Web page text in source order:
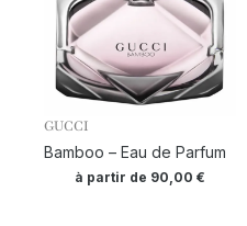
GUCCI
Bamboo – Eau de Parfum
à partir de 90,00€